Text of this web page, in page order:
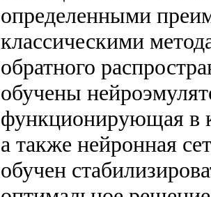
определенными
классическими
обратного
обучены
функционирующая в
а также нейронная
обучен